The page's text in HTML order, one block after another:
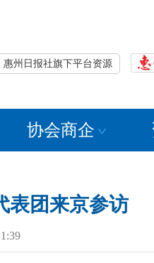
惠州日报社旗下平台资源
协会商企
表团来京参访